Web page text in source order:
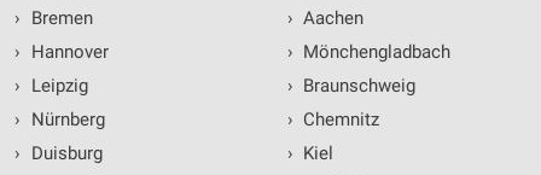
›
Bremen
›
Hannover
›
Leipzig
›
Nürnberg
›
Duisburg
› Aachen
› Mönchengladbach
› Braunschweig
› Chemnitz
› Kiel